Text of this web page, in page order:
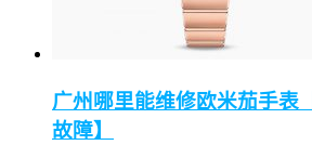
广州哪里能维修欧米茄手表
故障】